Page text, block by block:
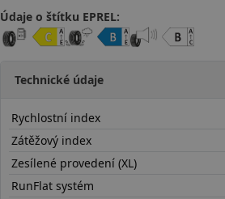
Údaje o štítku EPREL:
Technické údaje
Rychlostní index
Zátěžový index
Zesílené provedení (XL)
RunFlat systém